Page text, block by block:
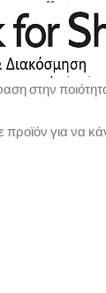
στην
για να